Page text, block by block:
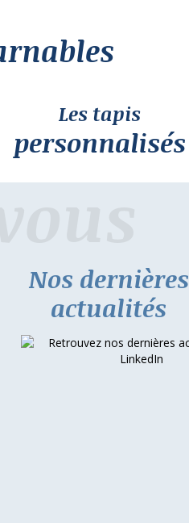
Les tapis
personnalisés
Nos dernières
actualités